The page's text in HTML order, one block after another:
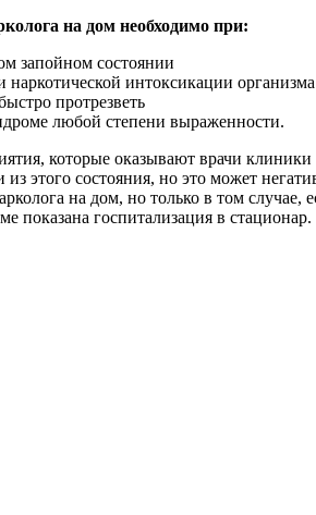
на дом необходимо при:
запойном состоянии
наркотической интоксикации организма
протрезветь
любой степени выраженности.
которые оказывают врачи
из этого состояния, но это может
на дом, но только в том
показана госпитализация в стационар.